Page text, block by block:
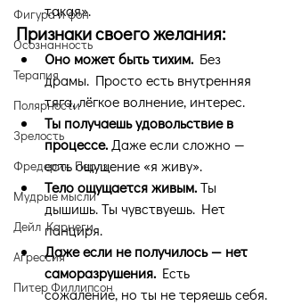
Фигура и фон
Осознанность
Терапия
Полярности
Зрелость
Фредерик Перлз
Мудрые мысли
Дейл Карнеги
Агрессия
Питер Филлипсон
такая».
Признаки своего желания:
Оно может быть тихим. Без
драмы. Просто есть внутренняя
тяга, лёгкое волнение, интерес.
Ты получаешь удовольствие в
процессе. Даже если сложно —
есть ощущение «я живу».
Тело ощущается живым. Ты
дышишь. Ты чувствуешь. Нет
панциря.
Даже если не получилось — нет
саморазрушения. Есть
сожаление, но ты не теряешь себя.